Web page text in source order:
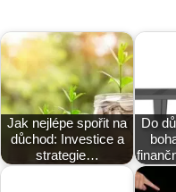
Jak nejlépe spořit na
důchod: Investice a
strategie…
Do